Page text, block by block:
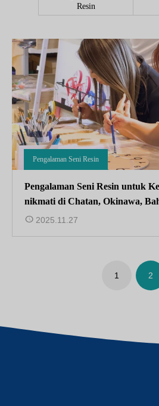
Resin
Pengalaman Seni Resin
Pengalaman Seni Resin untuk
nikmati di Chatan, Okinawa,
2025.11.27
1 2